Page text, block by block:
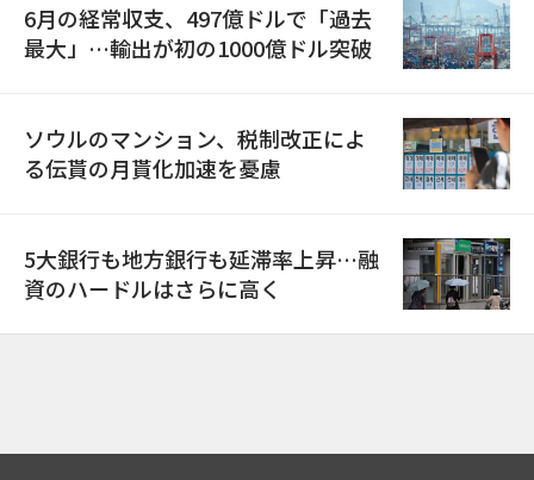
6月の経常収支、497億ドルで「過去
最大」…輸出が初の1000億ドル突破
ソウルのマンション、税制改正によ
る伝貰の月貰化加速を憂慮
5大銀行も地方銀行も延滞率上昇…融
資のハードルはさらに高く